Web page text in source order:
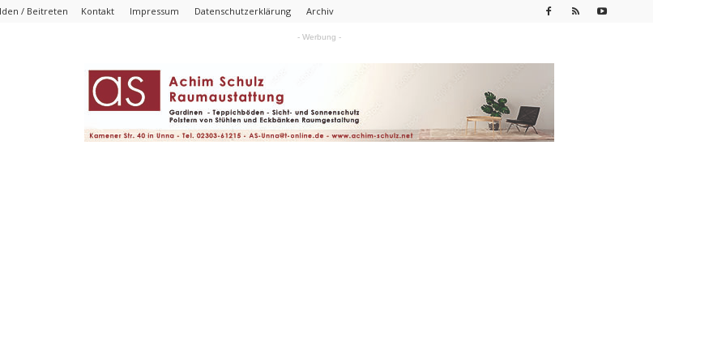
/ Beitreten Kontakt Impressum Datenschutzerklärung Archiv
- Werbung -